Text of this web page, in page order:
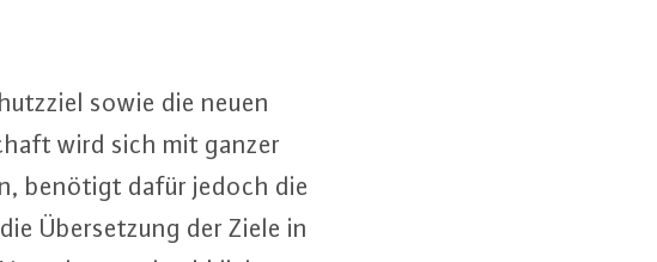
sowie die neuen
wird sich mit ganzer
benötigt dafür jedoch die
Über­set­zung der Ziele in